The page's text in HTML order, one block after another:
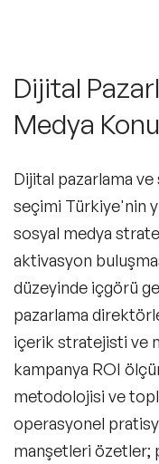
Dijital
Medya
Dijital pazarlama ve
seçimi Türkiye'nin
sosyal medya
aktivasyon
düzeyinde içgörü
pazarlama
içerik stratejisti ve
kampanya ROI
metodolojisi ve
operasyonel
manşetleri özetler;